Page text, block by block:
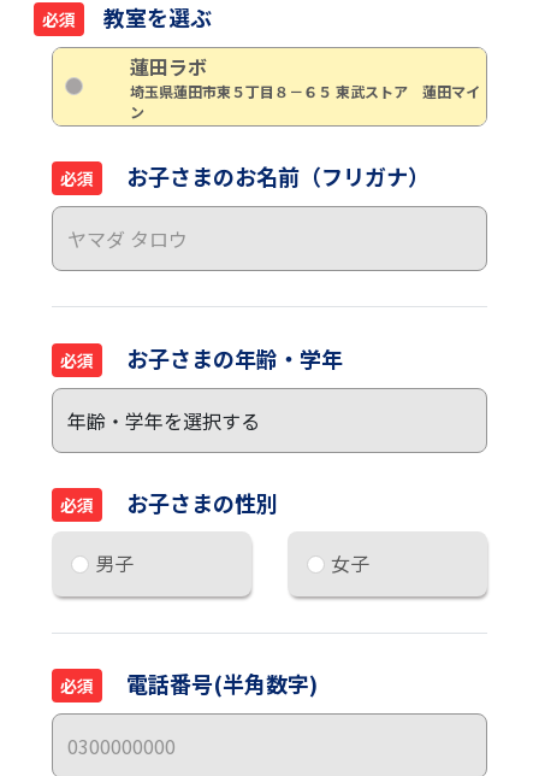
必須 教室を選ぶ
蓮田ラボ
埼玉県蓮田市東５丁目８－６５ 東武ストア 蓮田マイ
ン
必須 お子さまのお名前（フリガナ）
必須 お子さまの年齢・学年
必須 お子さまの性別
男子 女子
必須 電話番号(半角数字)